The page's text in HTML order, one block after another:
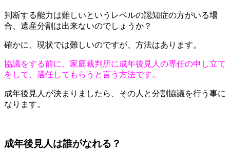
判断する能力は難しいというレベルの認知症の方がいる場
合、遺産分割は出来ないのでしょうか？
確かに、現状では難しいのですが、方法はあります。
協議をする前に、家庭裁判所に成年後見人の専任の申し立て
をして、選任してもらうと言う方法です。
成年後見人が決まりましたら、その人と分割協議を行う事に
なります。
成年後見人は誰がなれる？